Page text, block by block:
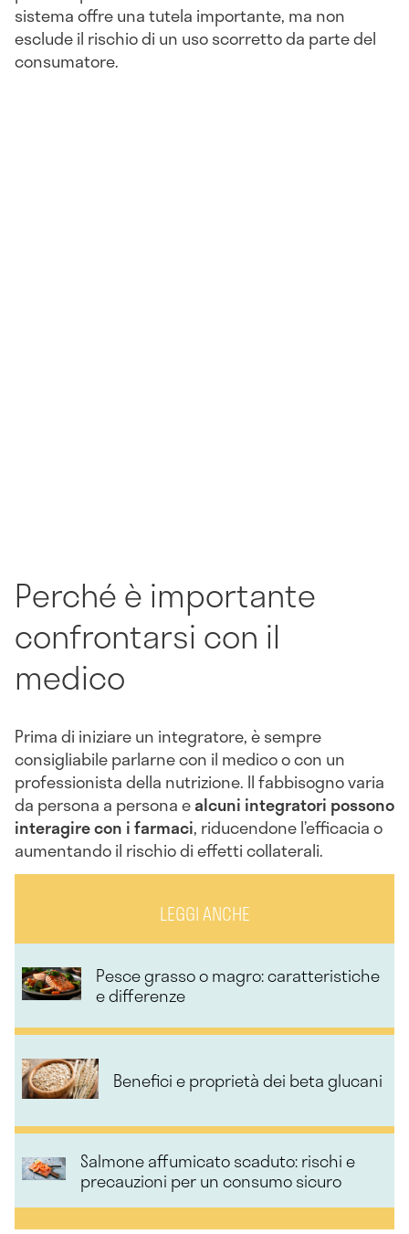
sistema offre una tutela importante, ma non
esclude il rischio di un uso scorretto da parte del
consumatore.
Perché è importante
confrontarsi con il
medico
Prima di iniziare un integratore, è sempre
consigliabile parlarne con il medico o con un
professionista della nutrizione. Il fabbisogno varia
da persona a persona ealcuni integratori possono
interagire con i farmaci, riducendone l’efficacia o
aumentando il rischio di effetti collaterali.
LEGGI ANCHE
Pesce grasso o magro: caratteristiche
e differenze
Benefici e proprietà dei beta glucani
Salmone affumicato scaduto: rischi e
precauzioni per un consumo sicuro